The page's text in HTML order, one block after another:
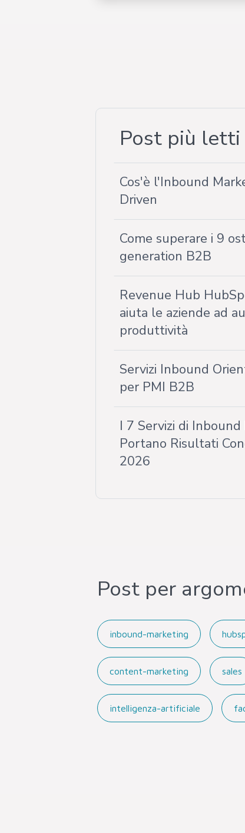
Post più letti
Cos'è l'Inbound
Driven
Come superare i 9
generation B2B
Revenue Hub
aiuta le aziende ad
produttività
Servizi Inbound
per PMI B2B
I 7 Servizi di
Portano Risultati
2026
Post per
inbound-marketing
content-marketing sales
intelligenza-artificiale